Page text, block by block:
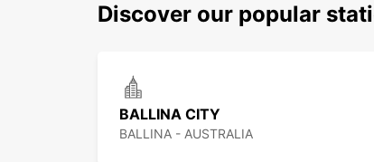
Discover our popular
BALLINA CITY
BALLINA - AUSTRALIA